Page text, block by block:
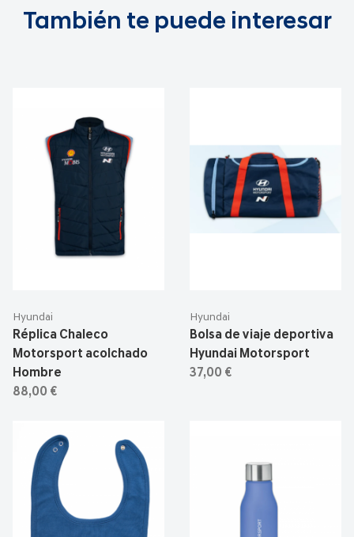
También te puede interesar
Hyundai
Réplica Chaleco
Motorsport acolchado
Hombre
88,00 €
Hyundai
Bolsa de viaje deportiva
Hyundai Motorsport
37,00 €